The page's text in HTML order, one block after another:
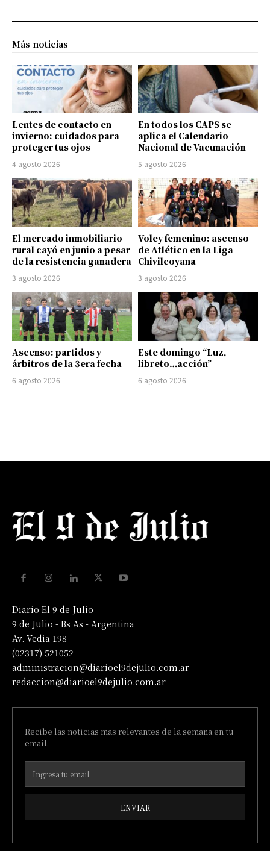
Más noticias
Lentes de contacto en
invierno: cuidados para
proteger tus ojos
4 agosto 2026
En todos los CAPS se
aplica el Calendario
Nacional de Vacunación
5 agosto 2026
El mercado inmobiliario
rural cayó en junio a pesar
de la resistencia ganadera
3 agosto 2026
Voley femenino: ascenso
de Atlético en la Liga
Chivilcoyana
3 agosto 2026
Ascenso: partidos y
árbitros de la 3era fecha
6 agosto 2026
Este domingo “Luz,
libreto…acción”
6 agosto 2026
Diario El 9 de Julio
9 de Julio - Bs As - Argentina
Av. Vedia 198
(02317) 521052
administracion@diarioel9dejulio.com.ar
redaccion@diarioel9dejulio.com.ar
Recibe las noticias mas relevantes de la semana en tu
email.
ENVIAR